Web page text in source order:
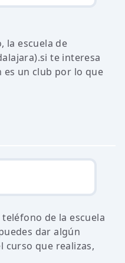
la escuela de
te interesa
un club por lo que
de la escuela
dar algún
curso que realizas,